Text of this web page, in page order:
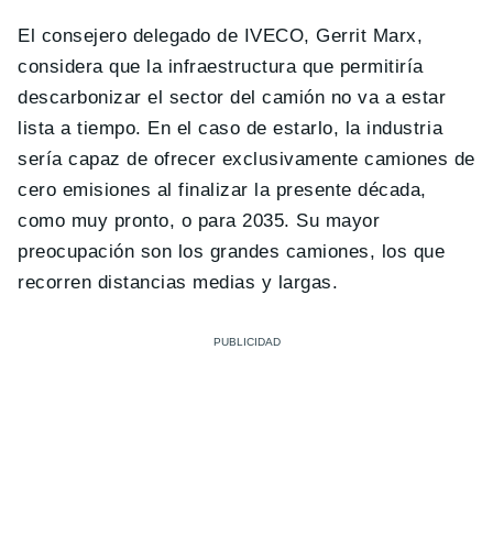
El consejero delegado de IVECO, Gerrit Marx,
considera que la infraestructura que permitiría
descarbonizar el sector del camión no va a estar
lista a tiempo. En el caso de estarlo, la industria
sería capaz de ofrecer exclusivamente camiones de
cero emisiones al finalizar la presente década,
como muy pronto, o para 2035. Su mayor
preocupación son los grandes camiones, los que
recorren distancias medias y largas.